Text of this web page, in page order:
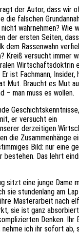
der Autor, dass wir
die falschen
wahr­neh­men? Wie
der ersten Seiten,
dem Rassen­wahn
Kreiß versucht immer
Wirt­schafts­dok­trin
ist Fach­mann,
Mut. Braucht es Mut
– man muss es wollen.
er versucht ein
derzei­ti­gen
die Zusam­men­hän­ge
Bild: nur eine
bestehen. Das lehrt
sitzt eine junge Dame
sie stun­den­lang am
Master­ar­beit nach
sie ist ganz
Denken. Ihr
nehme ich ihr sofort ab,